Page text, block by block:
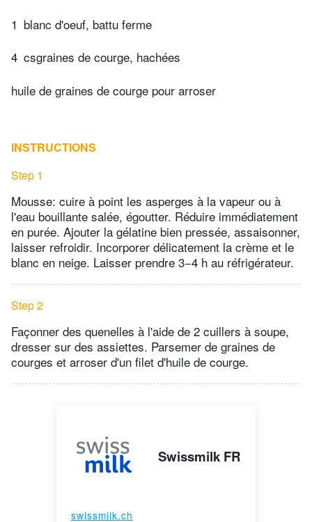
1 blanc d'oeuf, battu ferme
4 csgraines de courge, hachées
huile de graines de courge pour arroser
INSTRUCTIONS
Step 1
Mousse: cuire à point les asperges à la vapeur ou à
l'eau bouillante salée, égoutter. Réduire immédiatement
en purée. Ajouter la gélatine bien pressée, assaisonner,
laisser refroidir. Incorporer délicatement la crème et le
blanc en neige. Laisser prendre 3−4 h au réfrigérateur.
Step 2
Façonner des quenelles à l'aide de 2 cuillers à soupe,
dresser sur des assiettes. Parsemer de graines de
courges et arroser d'un filet d'huile de courge.
Swissmilk FR
swissmilk.ch